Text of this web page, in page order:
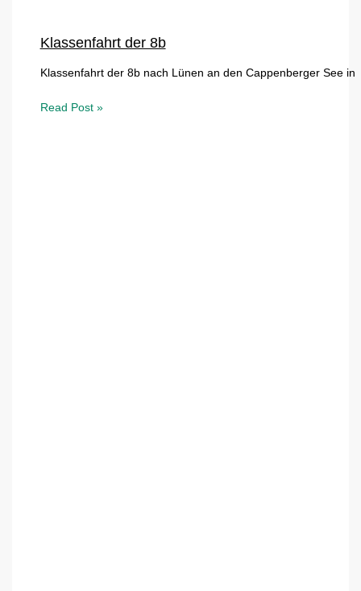
Klassenfahrt der 8b
Klassenfahrt der 8b nach Lünen an den Cappenberger See
Read Post »